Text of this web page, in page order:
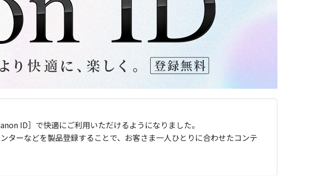
ID］で快適にご利用いただけるようになりました。
ターなどを製品登録することで、お客さま一人ひとりに合わせたコンテ